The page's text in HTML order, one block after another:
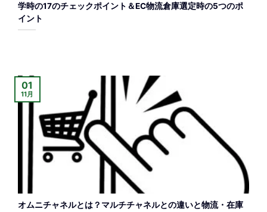
学時の17のチェックポイント＆EC物流倉庫選定時の5つのポ
イント
オムニチャネルとは？マルチチャネルとの違いと物流・在庫
01
11月